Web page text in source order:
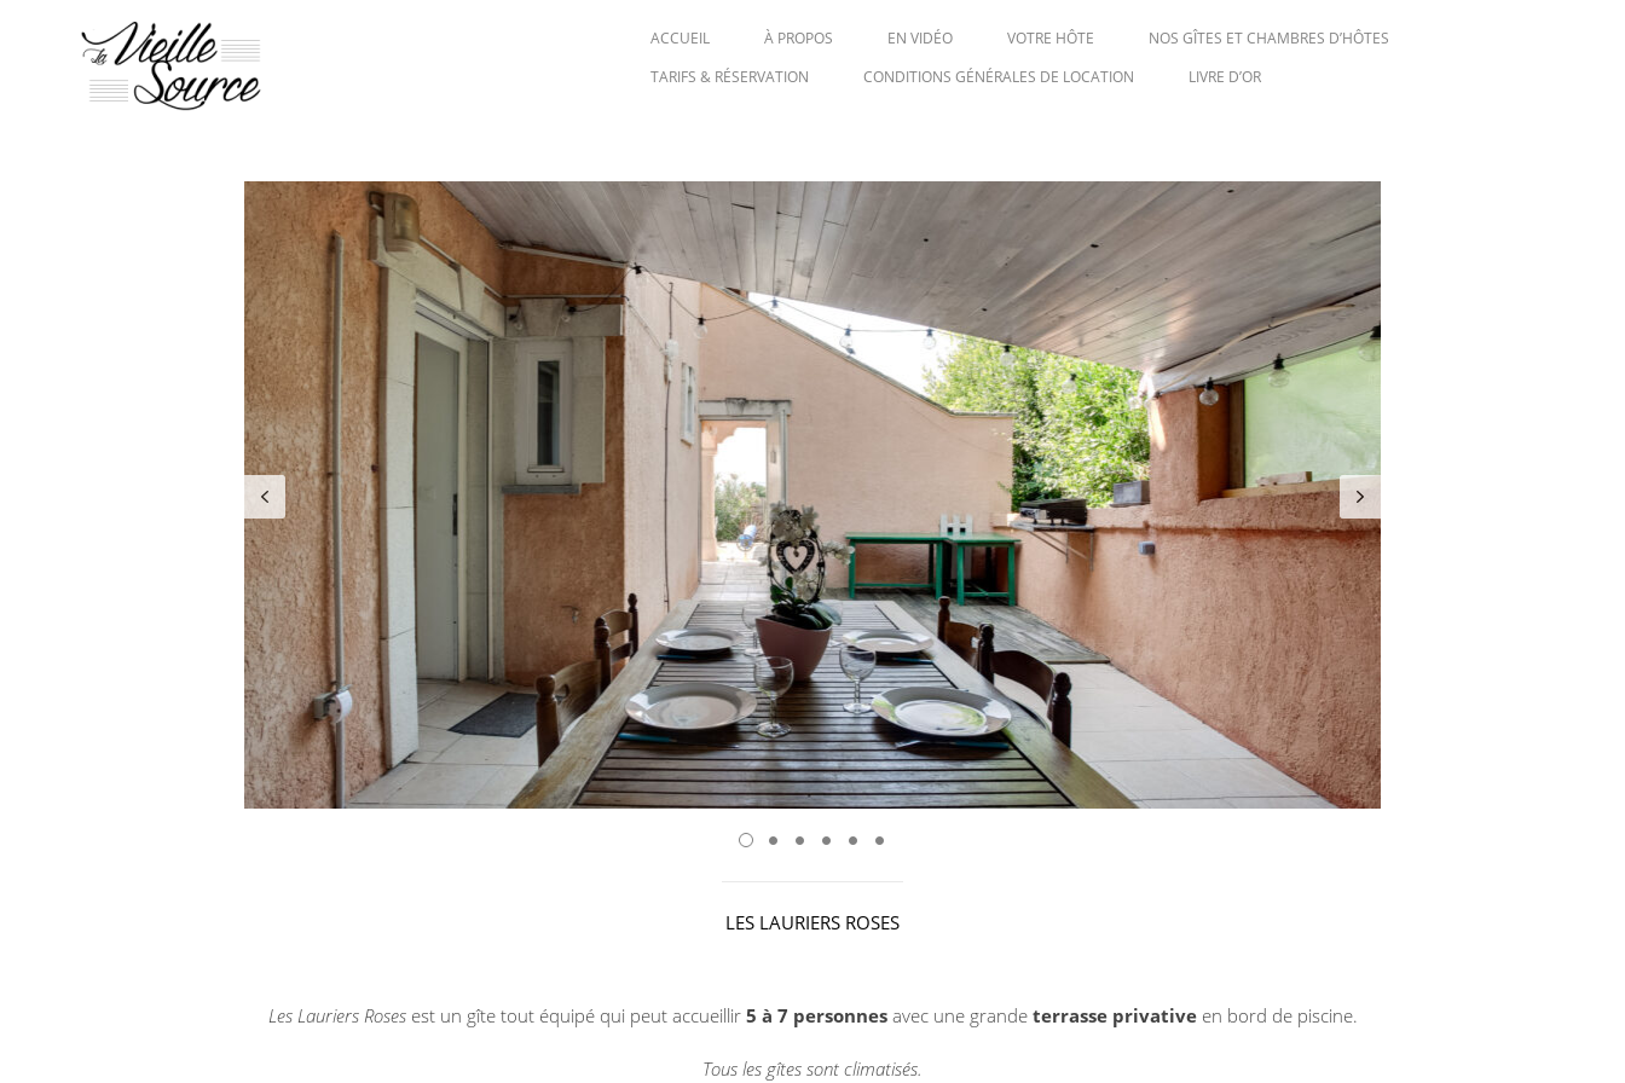
ACCUEIL À PROPOS EN VIDÉO VOTRE HÔTE
NOS GÎTES ET CHAMBRES D’HÔTES
TARIFS & RÉSERVATION
CONDITIONS GÉNÉRALES DE LOCATION LIVRE D’OR
LES LAURIERS ROSES
Les Lauriers Roses est un gîte tout équipé qui peut accueillir 5 à 7 personnesavec une grande terrasse privativeen bord de piscine.
Tous les gîtes sont climatisés.